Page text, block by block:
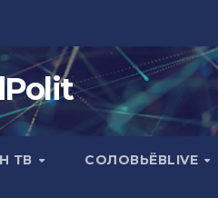
ТВ СОЛОВЬЁВLIVE